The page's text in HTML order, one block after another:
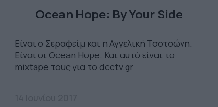
Ocean Hope: By Your Side
Είναι ο Σεραφείμ και η Αγγελική Τσοτσώνη.
Είναι οι Ocean Hope. Και αυτό είναι το
mixtape τους για το doctv.gr